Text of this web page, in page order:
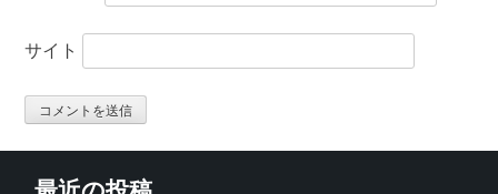
サイト